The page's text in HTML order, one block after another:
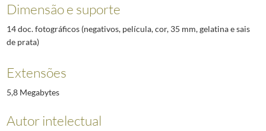
Dimensão e suporte
14 doc. fotográficos (negativos, película, cor, 35 mm, gelatina e sais
de prata)
Extensões
5,8 Megabytes
Autor intelectual